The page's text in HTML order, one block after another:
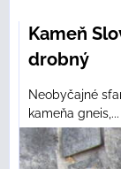
Kameň
drobný
Neobyčajné
kameňa gneis,...